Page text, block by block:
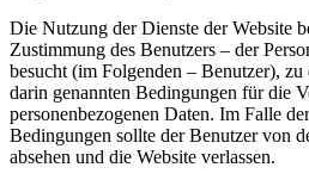
Die Nutzung der Dienste der Website
Zustimmung des Benutzers – der
besucht (im Folgenden – Benutzer),
darin genannten Bedingungen für die
personenbezogenen Daten. Im Falle
Bedingungen sollte der Benutzer von
absehen und die Website verlassen.